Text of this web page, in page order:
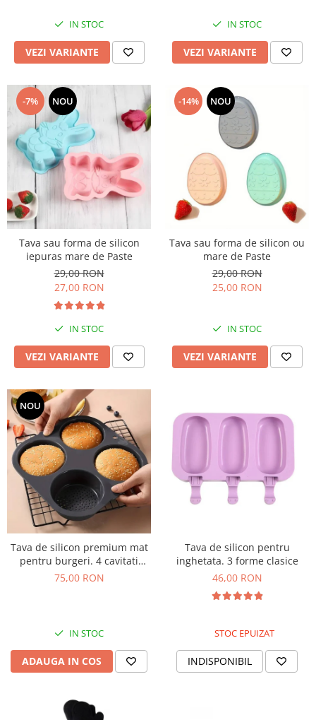
IN STOC
VEZI VARIANTE
IN STOC
VEZI VARIANTE
-7% NOU
Tava sau forma de silicon
iepuras mare de Paste
29,00 RON
27,00 RON
IN STOC
VEZI VARIANTE
-14% NOU
Tava sau forma de silicon ou
mare de Paste
29,00 RON
25,00 RON
IN STOC
VEZI VARIANTE
NOU
Tava de silicon premium mat
pentru burgeri. 4 cavitati
perforate pentru chifle sau
75,00 RON
IN STOC
ADAUGA IN COS
Tava de silicon pentru
inghetata. 3 forme clasice
46,00 RON
STOC EPUIZAT
INDISPONIBIL